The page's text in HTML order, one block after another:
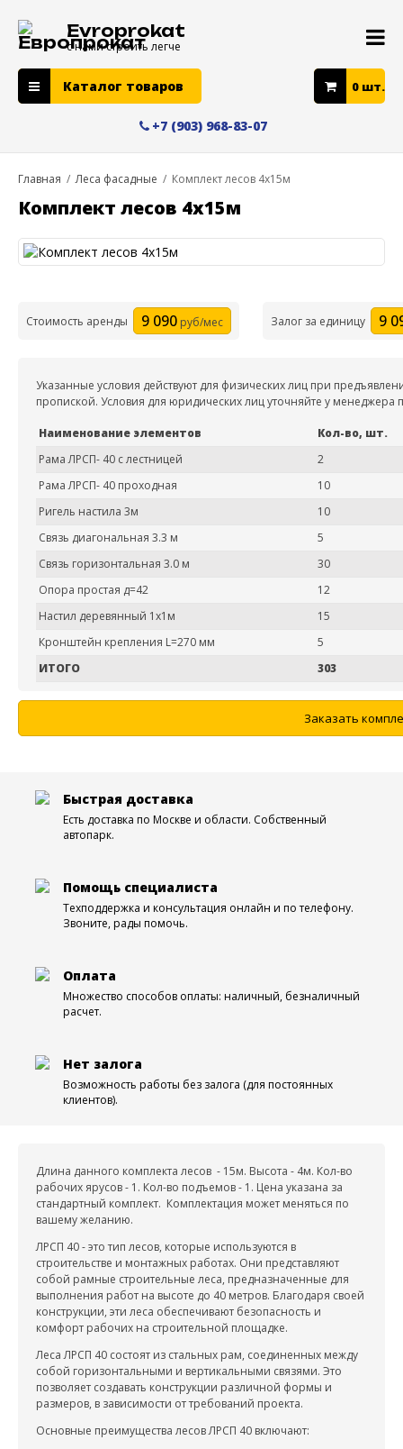
Evroprokat
с нами строить легче
Каталог товаров 0 шт.
+7 (903) 968-83-07
Главная / Леса фасадные / Комплект лесов 4х15м
Комплект лесов 4х15м
Стоимость аренды 9 090 руб/мес Залог за единицу 9
Указанные условия действуют для физических лиц при
пропиской. Условия для юридических лиц уточняйте у менеджера
Наименование элементов
Кол-во, шт.
Рама ЛРСП- 40 с лестницей
2
Рама ЛРСП- 40 проходная
10
Ригель настила 3м
10
Связь диагональная 3.3 м
5
Связь горизонтальная 3.0 м
30
Опора простая д=42
12
Настил деревянный 1х1м
15
Кронштейн крепления L=270 мм
5
ИТОГО
303
Заказать
Быстрая доставка
Есть доставка по Москве и области. Собственный
автопарк.
Помощь специалиста
Техподдержка и консультация онлайн и по телефону.
Звоните, рады помочь.
Оплата
Множество способов оплаты: наличный, безналичный
расчет.
Нет залога
Возможность работы без залога (для постоянных
клиентов).
Длина данного комплекта лесов - 15м. Высота - 4м. Кол-во
рабочих ярусов - 1. Кол-во подъемов - 1. Цена указана за
стандартный комплект. Комплектация может меняться по
вашему желанию.
ЛРСП 40 - это тип лесов, которые используются в
строительстве и монтажных работах. Они представляют
собой рамные строительные леса, предназначенные для
выполнения работ на высоте до 40 метров. Благодаря своей
конструкции, эти леса обеспечивают безопасность и
комфорт рабочих на строительной площадке.
Леса ЛРСП 40 состоят из стальных рам, соединенных между
собой горизонтальными и вертикальными связями. Это
позволяет создавать конструкции различной формы и
размеров, в зависимости от требований проекта.
Основные преимущества лесов ЛРСП 40 включают: